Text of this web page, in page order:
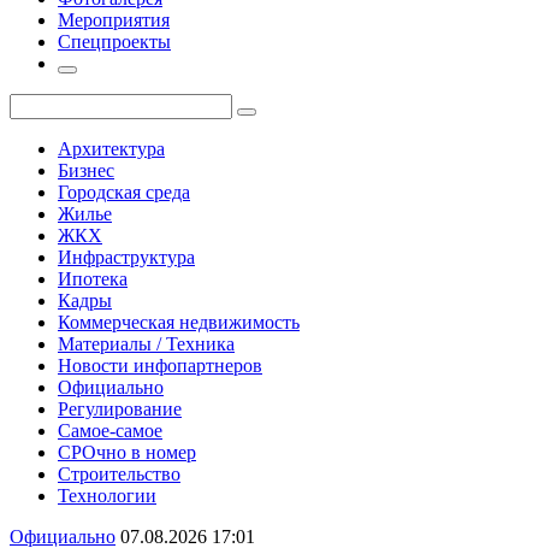
Мероприятия
Спецпроекты
Архитектура
Бизнес
Городская среда
Жилье
ЖКХ
Инфраструктура
Ипотека
Кадры
Коммерческая недвижимость
Материалы / Техника
Новости инфопартнеров
Официально
Регулирование
Самое-самое
СРОчно в номер
Строительство
Технологии
Официально 07.08.2026 17:01